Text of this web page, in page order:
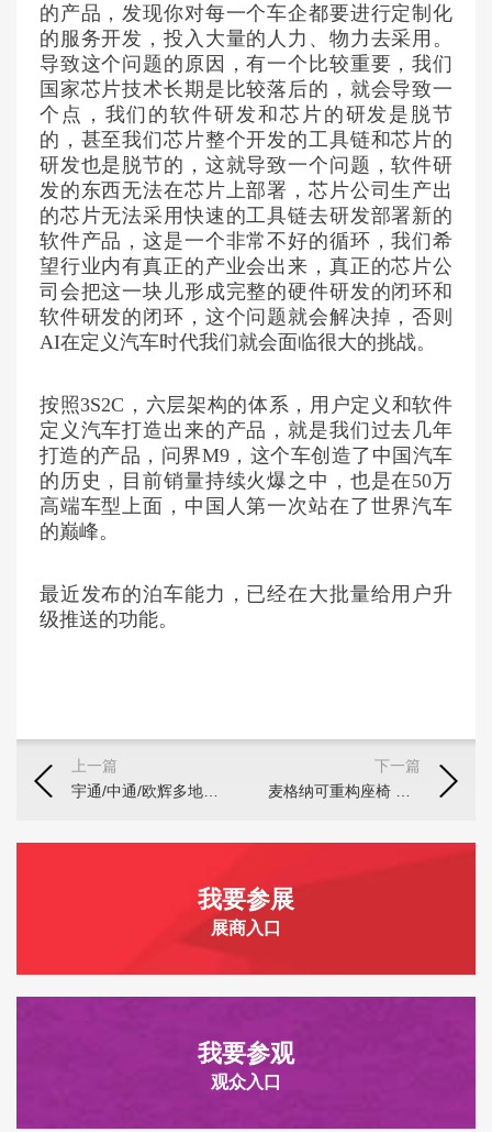
的产品，发现你对每一个车企都要进行定制化
的服务开发，投入大量的人力、物力去采用。
导致这个问题的原因，有一个比较重要，我们
国家芯片技术长期是比较落后的，就会导致一
个点，我们的软件研发和芯片的研发是脱节
的，甚至我们芯片整个开发的工具链和芯片的
研发也是脱节的，这就导致一个问题，软件研
发的东西无法在芯片上部署，芯片公司生产出
的芯片无法采用快速的工具链去研发部署新的
软件产品，这是一个非常不好的循环，我们希
望行业内有真正的产业会出来，真正的芯片公
司会把这一块儿形成完整的硬件研发的闭环和
软件研发的闭环，这个问题就会解决掉，否则
AI在定义汽车时代我们就会面临很大的挑战。
按照3S2C，六层架构的体系，用户定义和软件
定义汽车打造出来的产品，就是我们过去几年
打造的产品，问界M9，这个车创造了中国汽车
的历史，目前销量持续火爆之中，也是在50万
高端车型上面，中国人第一次站在了世界汽车
的巅峰。
最近发布的泊车能力，已经在大批量给用户升
级推送的功能。
上一篇
下一篇
我要参展
展商入口
我要参观
观众入口